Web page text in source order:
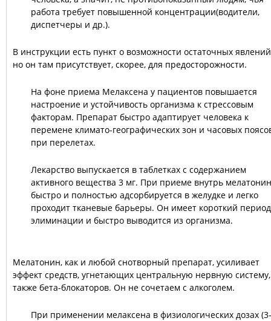
работа требует повышенной концентрации(водители,
диспетчеры и др.).
В инструкции есть пункт о возможности остаточных
но он там присутствует, скорее, для предосторожности.
На фоне приема Мелаксена у пациентов повышается
настроение и устойчивость организма к стрессовым
факторам. Препарат быстро адаптирует человека к
перемене климато-географических зон и часовых
при перелетах.
Лекарство выпускается в таблетках с содержанием
активного вещества 3 мг. При приеме внутрь мелатонин
быстро и полностью адсорбируется в желудке и легко
проходит тканевые барьеры. Он имеет короткий период
элиминации и быстро выводится из организма.
Мелатонин, как и любой снотворный препарат, усиливает
эффект средств, угнетающих центральную нервную
также бета-блокаторов. Он не сочетаем с алкоголем.
При применении мелаксена в физиологических дозах